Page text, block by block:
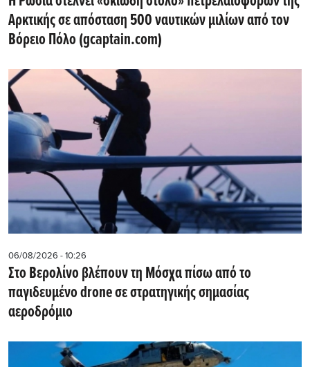
Αρκτικής σε απόσταση 500 ναυτικών μιλίων από τον
Βόρειο Πόλο (gcaptain.com)
06/08/2026 - 10:26
Στο Βερολίνο βλέπουν τη Μόσχα πίσω από το
παγιδευμένο drone σε στρατηγικής σημασίας
αεροδρόμιο